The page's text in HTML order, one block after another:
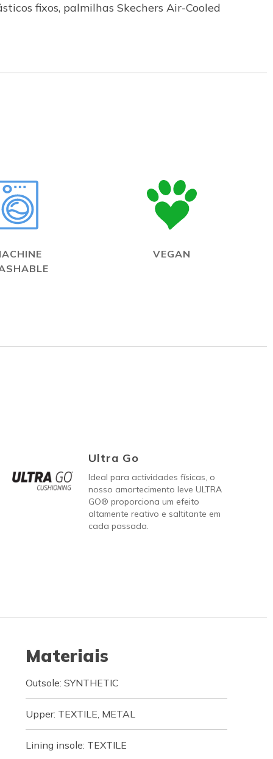
fixos, palmilhas Skechers Air-Cooled
VEGAN
Ultra Go
Ideal para actividades físicas, o
nosso amortecimento leve ULTRA
GO® proporciona um efeito
altamente reativo e saltitante em
cada passada.
Materiais
Outsole: SYNTHETIC
Upper: TEXTILE, METAL
Lining insole: TEXTILE